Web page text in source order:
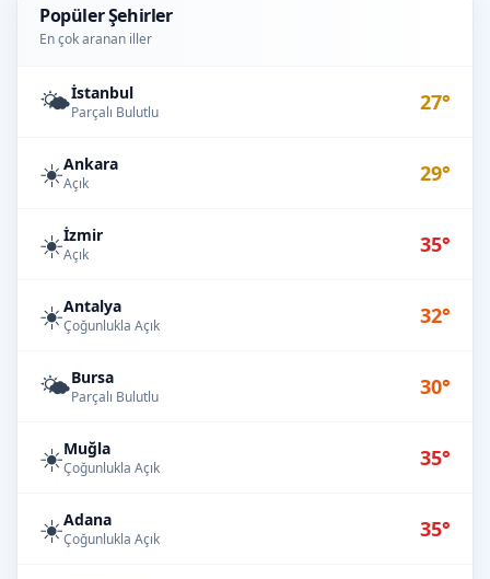
Popüler Şehirler
En çok aranan iller
🌤️İstanbul
Parçalı Bulutlu 27°
☀️Ankara
Açık 29°
☀️İzmir
Açık 35°
☀️Antalya
Çoğunlukla Açık 32°
🌤️Bursa
Parçalı Bulutlu 30°
☀️Muğla
Çoğunlukla Açık 35°
☀️Adana
Çoğunlukla Açık 35°